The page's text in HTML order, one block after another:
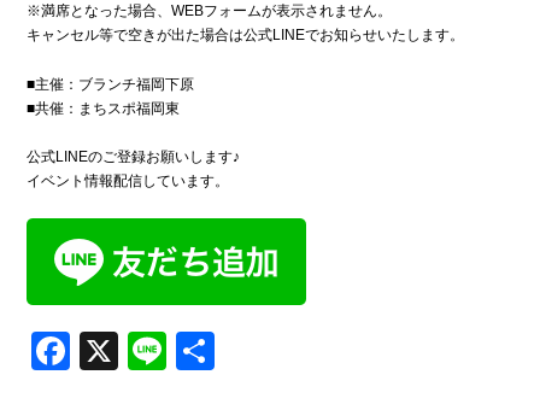
※満席となった場合、WEBフォームが表示されません。
キャンセル等で空きが出た場合は公式LINEでお知らせいたします。
■主催：ブランチ福岡下原
■共催：まちスポ福岡東
公式LINEのご登録お願いします♪
イベント情報配信しています。
Facebook
X Line